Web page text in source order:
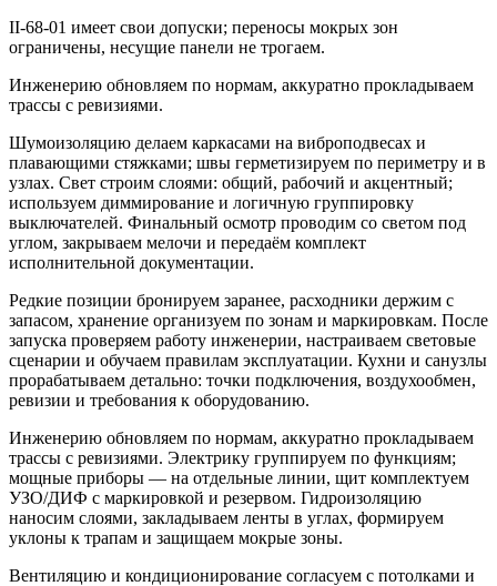
II‑68‑01 имеет свои допуски; переносы мокрых зон
ограничены, несущие панели не трогаем.
Инженерию обновляем по нормам, аккуратно прокладываем
трассы с ревизиями.
Шумоизоляцию делаем каркасами на виброподвесах и
плавающими стяжками; швы герметизируем по периметру и в
узлах. Свет строим слоями: общий, рабочий и акцентный;
используем диммирование и логичную группировку
выключателей. Финальный осмотр проводим со светом под
углом, закрываем мелочи и передаём комплект
исполнительной документации.
Редкие позиции бронируем заранее, расходники держим с
запасом, хранение организуем по зонам и маркировкам. После
запуска проверяем работу инженерии, настраиваем световые
сценарии и обучаем правилам эксплуатации. Кухни и санузлы
прорабатываем детально: точки подключения, воздухообмен,
ревизии и требования к оборудованию.
Инженерию обновляем по нормам, аккуратно прокладываем
трассы с ревизиями. Электрику группируем по функциям;
мощные приборы — на отдельные линии, щит комплектуем
УЗО/ДИФ с маркировкой и резервом. Гидроизоляцию
наносим слоями, закладываем ленты в углах, формируем
уклоны к трапам и защищаем мокрые зоны.
Вентиляцию и кондиционирование согласуем с потолками и